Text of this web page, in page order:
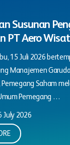
Susunan
PT Aero
15 Juli 2026
Manajemen
Pemegang Saham
Pemegang …
July 2026